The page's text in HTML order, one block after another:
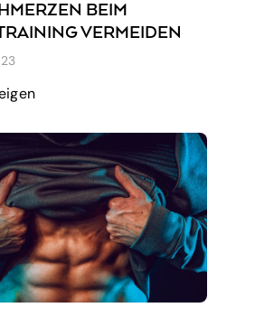
BEIM
VERMEIDEN
IM JAHR 2024]